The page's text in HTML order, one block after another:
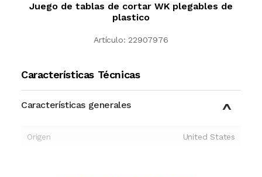
Juego de tablas de cortar WK plegables de
plastico
Artículo: 22907976
Características Técnicas
Características generales
Origen United States